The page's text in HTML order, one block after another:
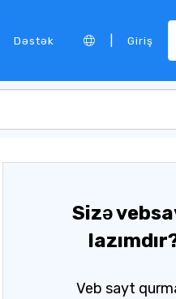
Dəstək Giriş
Sizə
Veb sayt